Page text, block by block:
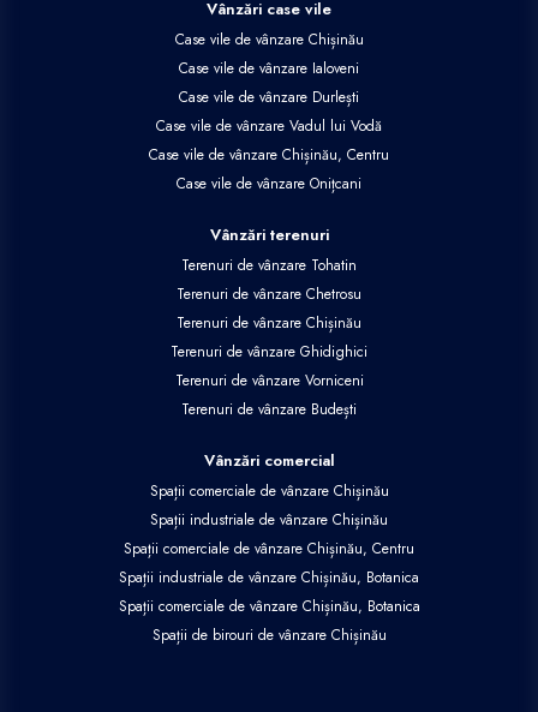
Vânzări case vile
Case vile de vânzare Chișinău
Case vile de vânzare Ialoveni
Case vile de vânzare Durlești
Case vile de vânzare Vadul lui Vodă
Case vile de vânzare Chișinău, Centru
Case vile de vânzare Onițcani
Vânzări terenuri
Terenuri de vânzare Tohatin
Terenuri de vânzare Chetrosu
Terenuri de vânzare Chișinău
Terenuri de vânzare Ghidighici
Terenuri de vânzare Vorniceni
Terenuri de vânzare Budești
Vânzări comercial
Spații comerciale de vânzare Chișinău
Spații industriale de vânzare Chișinău
Spații comerciale de vânzare Chișinău, Centru
Spații industriale de vânzare Chișinău, Botanica
Spații comerciale de vânzare Chișinău, Botanica
Spații de birouri de vânzare Chișinău